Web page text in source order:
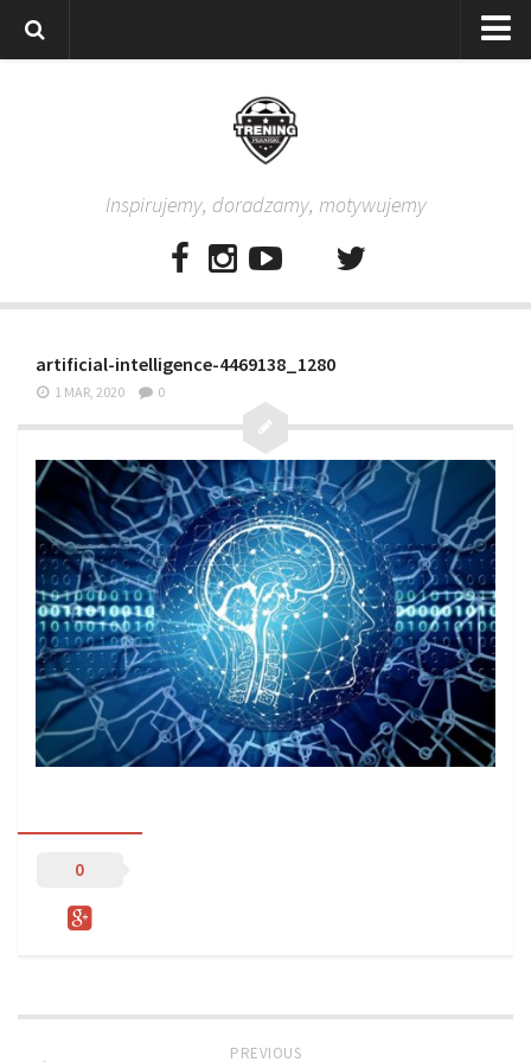
Rodzice
Baza ćwiczeń
Pro Training
Aplikacja Pro Training – Trening Piłkarski
Plan treningowy “Piłkarski W-F w domu”
Sprzęt treningowy
Poręcze do ćwiczeń PRO TRAINING
Drążki do ćwiczeń PRO TRAINING
Guma oporowa PRO TRAINING
PRODUKTY
Piłkarska Kuchnia
Zeszyt Trenera
Dziennik Piłkarza
Planer Trenera – dziennik, konspekty, notatki
Plany treningowe
Inspirujemy, doradzamy, motywujemy
artificial-intelligence-4469138_1280
1 MAR, 2020 0
0
PREVIOUS